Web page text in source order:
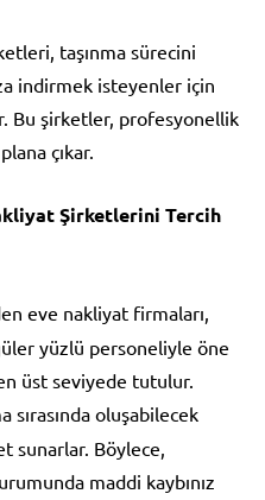
taşınma sürecini
indirmek isteyenler için
Bu şirketler, profesyonellik
çıkar.
Şirketlerini Tercih
eve nakliyat firmaları,
yüzlü personeliyle öne
üst seviyede tutulur.
sırasında oluşabilecek
sunarlar. Böylece,
maddi kaybınız